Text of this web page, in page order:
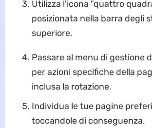
Utilizza l'icona "quattro
posizionata nella barra degli
superiore.
Passare al menu di gestione
per azioni specifiche della
inclusa la rotazione.
Individua le tue pagine
toccandole di conseguenza.